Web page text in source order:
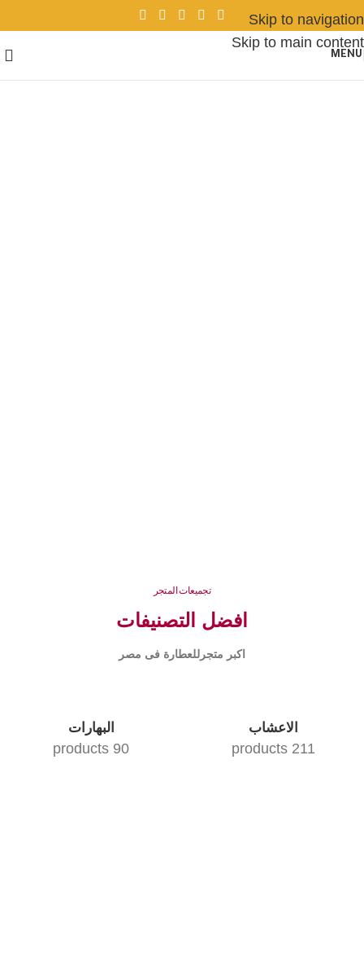
Skip to navigation
Skip to main content
MENU
تجميعات المتجر
افضل التصنيفات
اكبر متجرللعطارة فى مصر
الاعشاب
211 products
البهارات
90 products